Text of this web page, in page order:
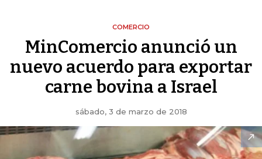
COMERCIO
MinComercio anunció un
nuevo acuerdo para exportar
carne bovina a Israel
sábado, 3 de marzo de 2018